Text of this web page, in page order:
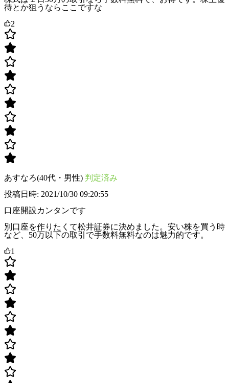
待とか狙うならここですな
2
あすなろ(40代・男性) 判定済み
投稿日時: 2021/10/30 09:20:55
口座開設カンタンです
別口座を作りたくて松井証券に決めました。安い株を買う時
など、50万以下の取引で手数料無料なのは魅力的です。
1